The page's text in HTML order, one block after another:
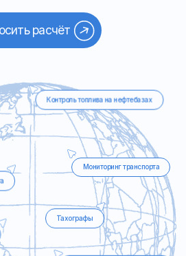
Мониторинг транспорта
Тахографы
Системы видеонаблюдения